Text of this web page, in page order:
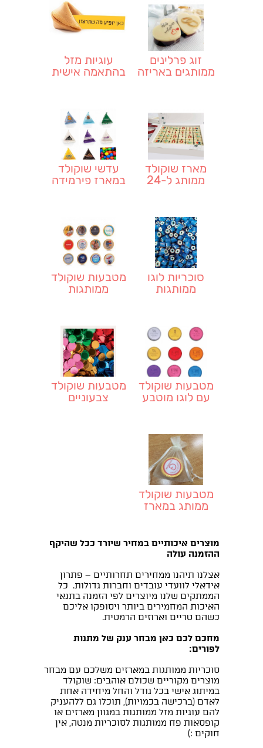
זוג פרלינים
ממותגים באריזה
עוגיות מזל
בהתאמה אישית
מארז שוקולד
ממותג ל-24
עדשי שוקולד
במארז פירמידה
סוכריות לוגו
ממותגות
מטבעות שוקולד
ממותגות
מטבעות שוקולד
עם לוגו מוטבע
מטבעות שוקולד
צבעוניים
מטבעות שוקולד
ממותג במארז
מוצרים איכותיים במחיר שיורד ככל שהיקף
ההזמנה עולה
אצלנו תיהנו ממחירים תחרותיים – פתרון
אידאלי לוועדי עובדים וחברות גדולות. כל
הממתקים שלנו מיוצרים לפי הזמנה בתנאי
האיכות המחמירים ביותר ויסופקו אליכם
כשהם טריים וארוזים הרמטית.
מחכם לכם כאן מבחר ענק של מתנות
לפורים:
סוכריות ממותגות במארזים משלכם עם מבחר
מוצרים מקוריים שכולם אוהבים: שוקולד
במיתוג אישי בכל גודל והחל מיחידה אחת
לאדם (ברכישה בכמויות), תוכלו גם ללהעניק
להם עוגיות מזל ממותגות במגוון מארזים או
קופסאות פח ממותגות לסוכריות מנטה, אין
חוקים :)